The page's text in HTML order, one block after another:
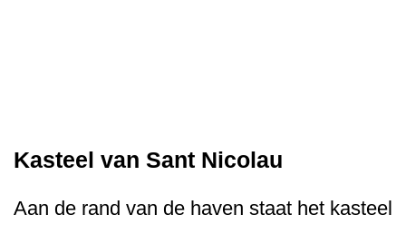
Kasteel van Sant Nicolau
Aan de rand van de haven staat het kasteel